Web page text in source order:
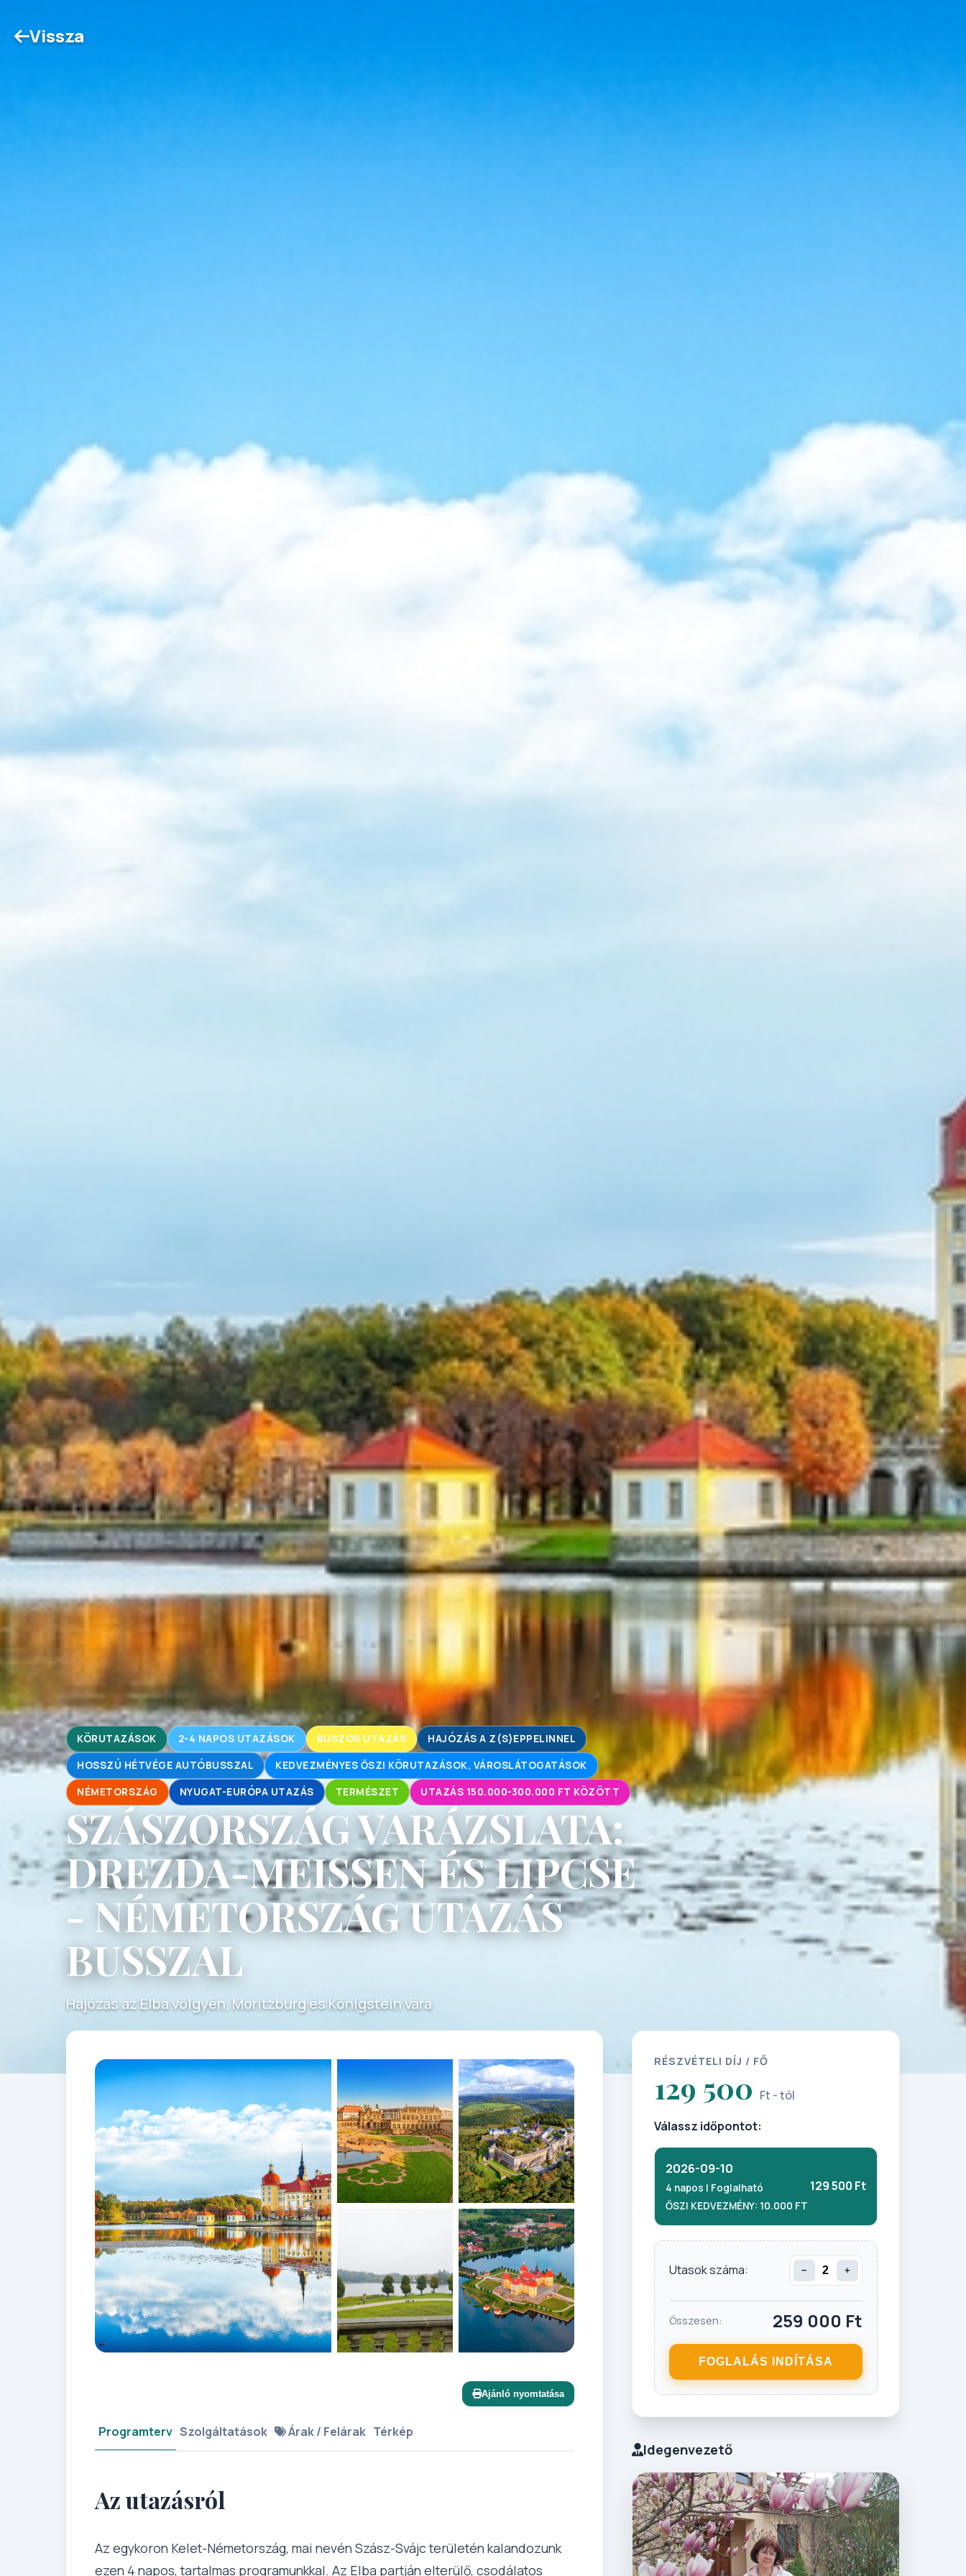
Vissza
KÖRUTAZÁSOK 2-4 NAPOS UTAZÁSOK BUSZOS UTAZÁS HAJÓZÁS A Z(S)EPPELINNEL
HOSSZÚ HÉTVÉGE AUTÓBUSSZAL KEDVEZMÉNYES ŐSZI KÖRUTAZÁSOK, VÁROSLÁTOGATÁSOK
NÉMETORSZÁG NYUGAT-EURÓPA UTAZÁS TERMÉSZET UTAZÁS 150.000-300.000 FT KÖZÖTT
SZÁSZORSZÁG VARÁZSLATA:
DREZDA-MEISSEN ÉS LIPCSE
- NÉMETORSZÁG UTAZÁS
BUSSZAL
Hajózás az Elba völgyén, Moritzburg és Königstein vára
Ajánló nyomtatása
Programterv Szolgáltatások Árak / Felárak Térkép
Az utazásról
Az egykoron Kelet-Németország, mai nevén Szász-Svájc területén kalandozunk
ezen 4 napos, tartalmas programunkkal. Az Elba partján elterülő, csodálatos
RÉSZVÉTELI DÍJ / FŐ
129 500 Ft - tól
Válassz időpontot:
2026-09-10
4 napos | Foglalható
ŐSZI KEDVEZMÉNY: 10.000 FT
129 500 Ft
Utasok száma: − +
Összesen: 259 000 Ft
FOGLALÁS INDÍTÁSA
Idegenvezető